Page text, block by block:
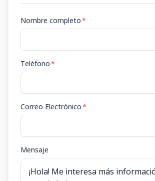
Nombre completo*
Teléfono*
Correo Electrónico*
Mensaje